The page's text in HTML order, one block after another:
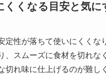
くくなる目安と気
定性が落ちて使いにくくな
、スムーズに食材を切れ
れ味に仕上げるのが難し